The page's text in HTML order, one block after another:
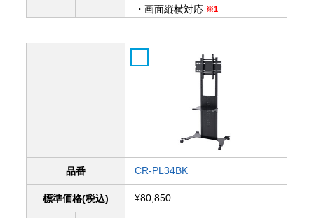
・画面縦横対応 ※1
品番 CR-PL34BK
標準価格(税込) ¥80,850